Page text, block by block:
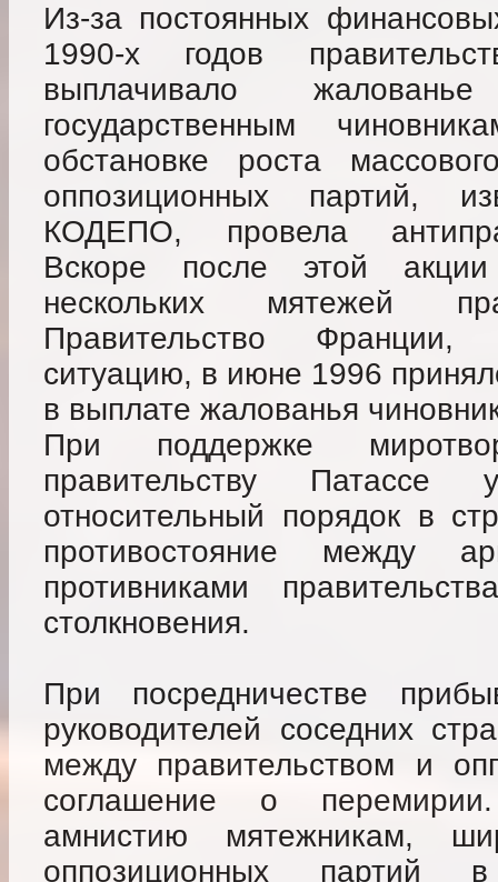
Из-за постоянных
1990-х годов
выплачивало
государственным
обстановке роста
оппозиционных партий,
КОДЕПО, провела
Вскоре после этой
нескольких мятежей
Правительство Франции,
ситуацию, в июне 1996
в выплате жалованья
При поддержке
правительству Патассе
относительный порядок в
противостояние между
противниками
столкновения.
При посредничестве
руководителей соседних
между правительством и
соглашение о
амнистию мятежникам,
оппозиционных партий